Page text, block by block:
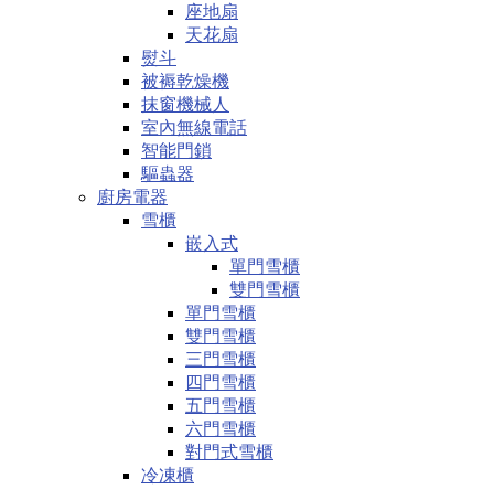
座地扇
天花扇
熨斗
被褥乾燥機
抹窗機械人
室內無線電話
智能門鎖
驅蟲器
廚房電器
雪櫃
嵌入式
單門雪櫃
雙門雪櫃
單門雪櫃
雙門雪櫃
三門雪櫃
四門雪櫃
五門雪櫃
六門雪櫃
對門式雪櫃
冷凍櫃